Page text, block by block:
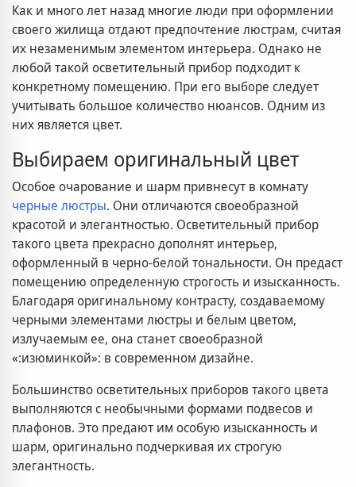
Как и много лет назад многие люди при оформлении
своего жилища отдают предпочтение люстрам, считая
их незаменимым элементом интерьера. Однако не
любой такой осветительный прибор подходит к
конкретному помещению. При его выборе следует
учитывать большое количество нюансов. Одним из
них является цвет.
Выбираем оригинальный цвет
Особое очарование и шарм привнесут в комнату
черные люстры. Они отличаются своеобразной
красотой и элегантностью. Осветительный прибор
такого цвета прекрасно дополнят интерьер,
оформленный в черно-белой тональности. Он предаст
помещению определенную строгость и изысканность.
Благодаря оригинальному контрасту, создаваемому
черными элементами люстры и белым цветом,
излучаемым ее, она станет своеобразной
«:изюминкой»: в современном дизайне.
Большинство осветительных приборов такого цвета
выполняются с необычными формами подвесов и
плафонов. Это предают им особую изысканность и
шарм, оригинально подчеркивая их строгую
элегантность.